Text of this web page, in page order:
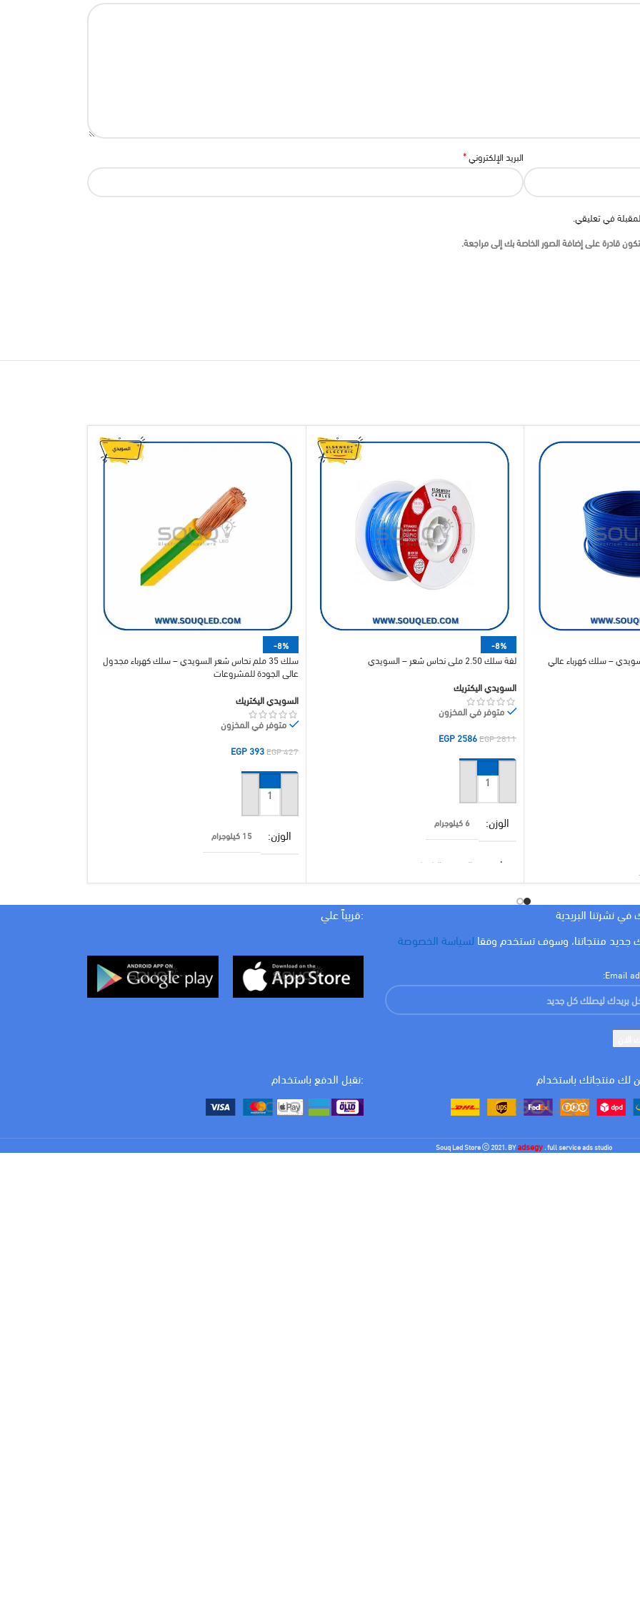
البريد الإلكتروني*
في تعليقي.
قادرة على إضافة الصور الخاصة بك إلى مراجعة.
السويدي – سلك كهرباء عالي
-8%
لفة سلك 2.50 ملي نحاس شعر – السويدي
السويدي اليكتريك
متوفر في المخزون
EGP2811
EGP2586
إضافة إلى السلة
الوزن 6 كيلوجرام
براند السويدي اليكتريك
MILLIMETER 2.50 مم
-8%
سلك 35 ملم نحاس شعر السويدي – سلك كهرباء مجدول
عالي الجودة للمشروعات
السويدي اليكتريك
متوفر في المخزون
EGP427
EGP393
إضافة إلى السلة
الوزن 15 كيلوجرام
:قريباً علي
في نشرتنا البريدية
جديد منتجاتنا، وسوف تستخدم وفقا لسياسة الخصوصة
Email
:نقبل الدفع باستخدام لك منتجاتك باستخدام
Souq Led Store 2021. BYadsegy. full service ads studio